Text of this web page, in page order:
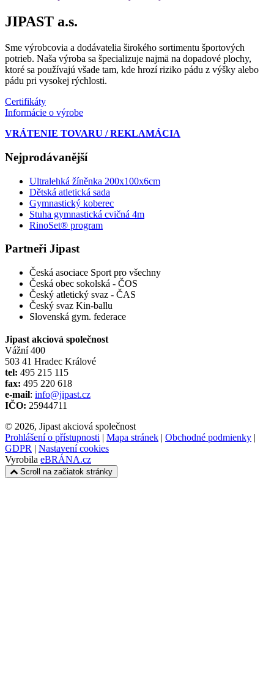
JIPAST a.s.
Sme výrobcovia a dodávatelia širokého sortimentu športových
potrieb. Naša výroba sa špecializuje najmä na dopadové plochy,
ktoré sa používajú všade tam, kde hrozí riziko pádu z výšky alebo
pádu pri vysokej rýchlosti.
Certifikáty
Informácie o výrobe
VRÁTENIE TOVARU / REKLAMÁCIA
Nejprodávanější
Ultralehká žíněnka 200x100x6cm
Dětská atletická sada
Gymnastický koberec
Stuha gymnastická cvičná 4m
RinoSet® program
Partneři Jipast
Česká asociace Sport pro všechny
Česká obec sokolská - ČOS
Český atletický svaz - ČAS
Český svaz Kin-ballu
Slovenská gym. federace
Jipast akciová společnost
Vážní 400
503 41 Hradec Králové
tel: 495 215 115
fax: 495 220 618
e-mail: info@jipast.cz
IČO: 25944711
© 2026, Jipast akciová společnost
Prohlášení o přístupnosti | Mapa stránek | Obchodné podmienky |
GDPR | Nastavení cookies
Vyrobila eBRÁNA.cz
Scroll na začiatok stránky